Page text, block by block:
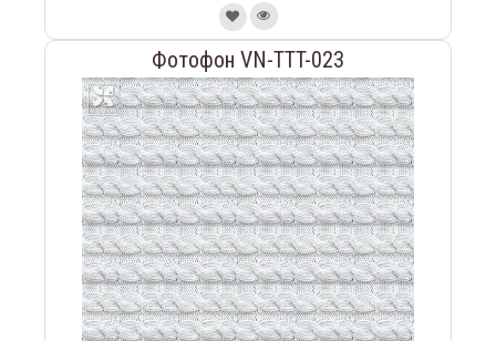
Фотофон VN-TTT-023